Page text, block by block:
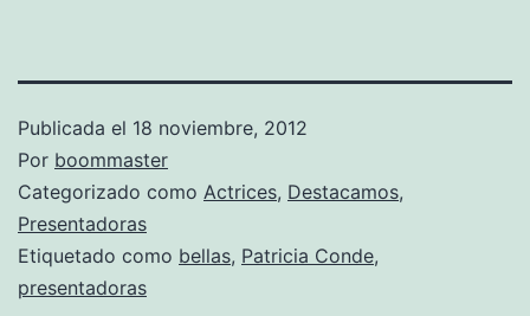
Publicada el 18 noviembre, 2012
Por boommaster
Categorizado como Actrices, Destacamos,
Presentadoras
Etiquetado como bellas, Patricia Conde,
presentadoras